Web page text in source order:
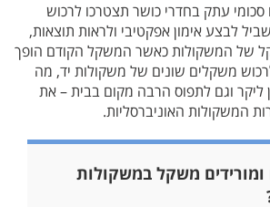
עתק בחדרי כושר תצטרכו לרכוש
לבצע אימון אפקטיבי ולראות תוצאות,
של המשקולות כאשר המשקל הקודם הופך
משקלים שונים של משקולות יד, מה
ליקר וגם לתפוס הרבה מקום בבית – את
המשקולות האוניברסליות.
ומורידים משקל במשקולות